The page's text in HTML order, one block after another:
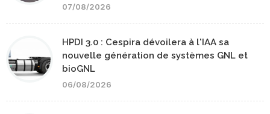
07/08/2026
HPDI 3.0 : Cespira dévoilera à l'IAA sa
nouvelle génération de systèmes GNL et
bioGNL
06/08/2026